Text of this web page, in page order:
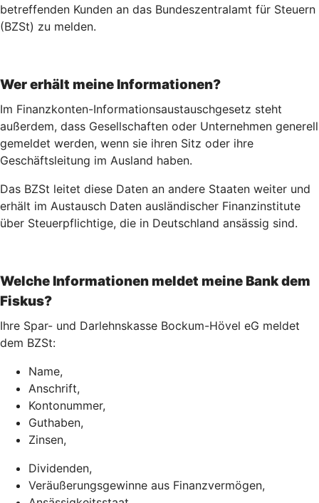
betreffenden Kunden an das Bundeszentralamt für Steuern
(BZSt) zu melden.
Wer erhält meine Informationen?
Im Finanzkonten-Informationsaustauschgesetz steht
außerdem, dass Gesellschaften oder Unternehmen generell
gemeldet werden, wenn sie ihren Sitz oder ihre
Geschäftsleitung im Ausland haben.
Das BZSt leitet diese Daten an andere Staaten weiter und
erhält im Austausch Daten ausländischer Finanzinstitute
über Steuerpflichtige, die in Deutschland ansässig sind.
Welche Informationen meldet meine Bank dem
Fiskus?
Ihre Spar- und Darlehnskasse Bockum-Hövel eG meldet
dem BZSt:
Name,
Anschrift,
Kontonummer,
Guthaben,
Zinsen,
Dividenden,
Veräußerungsgewinne aus Finanzvermögen,